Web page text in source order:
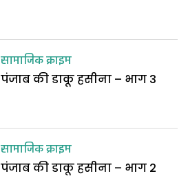
सामाजिक क्राइम
पंजाब की डाकू हसीना – भाग 3
सामाजिक क्राइम
पंजाब की डाकू हसीना – भाग 2